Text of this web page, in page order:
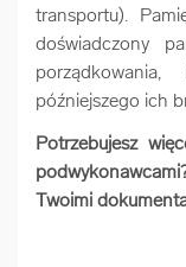
transportu).
doświadczony
późniejszego ich
Potrzebujesz
Twoimi